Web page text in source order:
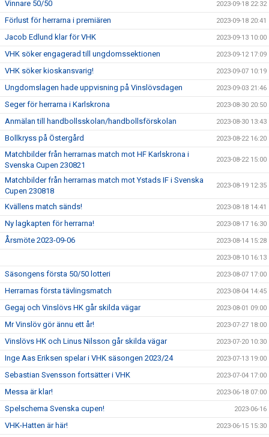
Vinnare 50/50 2023-09-18 22:32
Förlust för herrarna i premiären 2023-09-18 20:41
Jacob Edlund klar för VHK 2023-09-13 10:00
VHK söker engagerad till ungdomssektionen 2023-09-12 17:09
VHK söker kioskansvarig! 2023-09-07 10:19
Ungdomslagen hade uppvisning på Vinslövsdagen 2023-09-03 21:46
Seger för herrarna i Karlskrona 2023-08-30 20:50
Anmälan till handbollsskolan/handbollsförskolan 2023-08-30 13:43
Bollkryss på Östergård 2023-08-22 16:20
Matchbilder från herrarnas match mot HF Karlskrona i
Svenska Cupen 230821
2023-08-22 15:00
Matchbilder från herrarnas match mot Ystads IF i Svenska
Cupen 230818
2023-08-19 12:35
Kvällens match sänds! 2023-08-18 14:41
Ny lagkapten för herrarna! 2023-08-17 16:30
Årsmöte 2023-09-06 2023-08-14 15:28
2023-08-10 16:13
Säsongens första 50/50 lotteri 2023-08-07 17:00
Herrarnas första tävlingsmatch 2023-08-04 14:45
Gegaj och Vinslövs HK går skilda vägar 2023-08-01 09:00
Mr Vinslöv gör ännu ett år! 2023-07-27 18:00
Vinslövs HK och Linus Nilsson går skilda vägar 2023-07-20 10:30
Inge Aas Eriksen spelar i VHK säsongen 2023/24 2023-07-13 19:00
Sebastian Svensson fortsätter i VHK 2023-07-04 17:00
Messa är klar! 2023-06-18 07:00
Spelschema Svenska cupen! 2023-06-16
VHK-Hatten är här! 2023-06-15 15:30